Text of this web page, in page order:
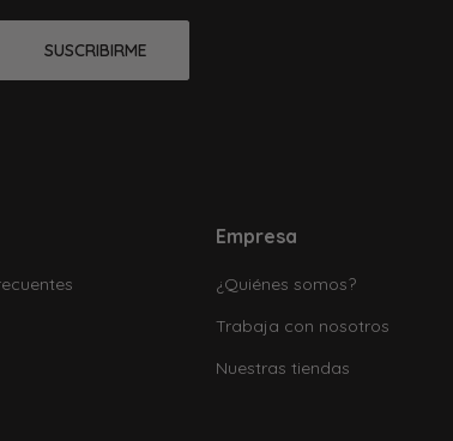
SUSCRIBIRME
Empresa
¿Quiénes somos?
Trabaja con nosotros
Nuestras tiendas